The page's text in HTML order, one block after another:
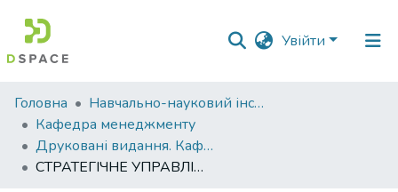
Увійти
Фонди
та
зібрання
Головна
Навчально-науковий інститут економіки, управління, права та інформаційних технологій
Кафедра менеджменту
Друковані видання. Кафедра менеджменту ім. І.А. Маркіної
СТРАТЕГІЧНЕ УПРАВЛІННЯ ПІДПРИЄМСТВОМ АГРОПРОДОВОЛЬЧОЇ СФЕРИ ЗА СУЧАСНИХ УМОВ